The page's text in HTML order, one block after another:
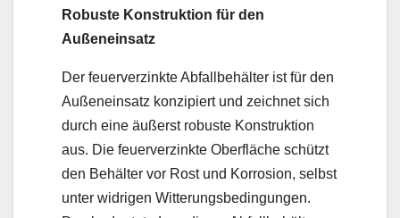
Robuste Konstruktion für den
Außeneinsatz
Der feuerverzinkte Abfallbehälter ist für den
Außeneinsatz konzipiert und zeichnet sich
durch eine äußerst robuste Konstruktion
aus. Die feuerverzinkte Oberfläche schützt
den Behälter vor Rost und Korrosion, selbst
unter widrigen Witterungsbedingungen.